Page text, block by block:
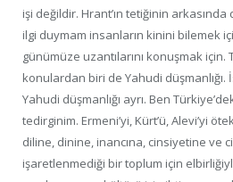
işi değildir. Hrant’ın tetiğinin
ilgi duymam insanların kinini bilemek
günümüze uzantılarını konuşmak
konulardan biri de Yahudi düşmanlığı.
Yahudi düşmanlığı ayrı. Ben
tedirginim. Ermeni’yi, Kürt’ü, Alevi’yi
diline, dinine, inancına, cinsiyetine ve
işaretlenmediği bir toplum için